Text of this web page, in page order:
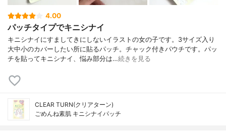
4.00
パッチタイプでキニシナイ
キニシナイにすましてきにしないイラストの女の子です。3サイズ入り
大中小のカバーしたい所に貼るパッチ。チャック付きパウチです。パッ
チを貼ってキニシナイ、悩み部分は…続きを見る
CLEAR TURN(クリアターン)
ごめんね素肌 キニシナイパッチ